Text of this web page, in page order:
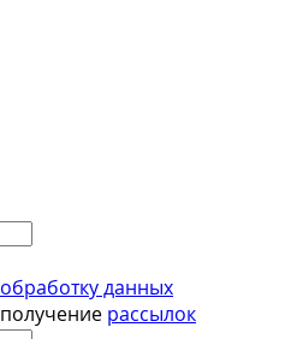
обработку данных
получение рассылок